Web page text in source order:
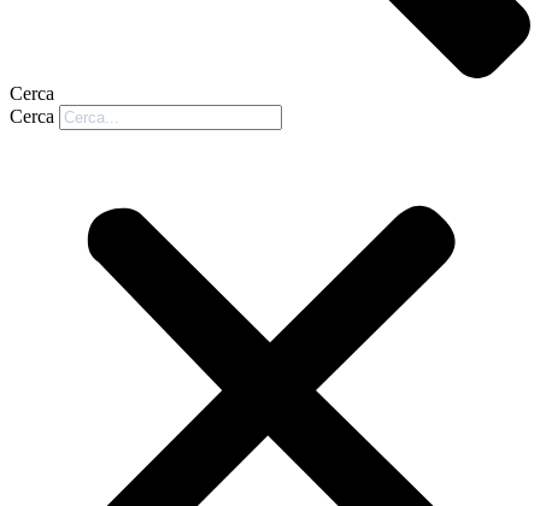
Cerca
Cerca